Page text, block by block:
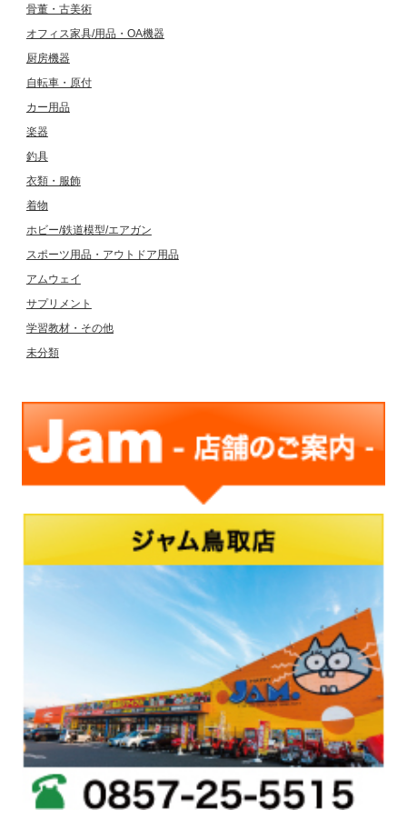
骨董・古美術
オフィス家具/用品・OA機器
厨房機器
自転車・原付
カー用品
楽器
釣具
衣類・服飾
着物
ホビー/鉄道模型/エアガン
スポーツ用品・アウトドア用品
アムウェイ
サプリメント
学習教材・その他
未分類